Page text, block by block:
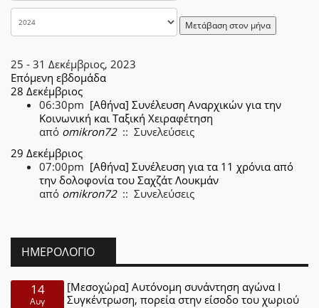
Μετάβαση στον μήνα
25 - 31 Δεκέμβριος, 2023
Επόμενη εβδομάδα
28 Δεκέμβριος
06:30pm [Αθήνα] Συνέλευση Αναρχικών για την
Κοινωνική και Ταξική Χειραφέτηση
από omikron72:: Συνελεύσεις
29 Δεκέμβριος
07:00pm [Αθήνα] Συνέλευση για τα 11 χρόνια από
την δολοφονία του Σαχζάτ Λουκμάν
από omikron72:: Συνελεύσεις
ΗΜΕΡΟΛΌΓΙΟ
14
Αυγ
[Μεσοχώρα] Αυτόνομη συνάντηση αγώνα Ι
Συγκέντρωση, πορεία στην είσοδο του χωριού